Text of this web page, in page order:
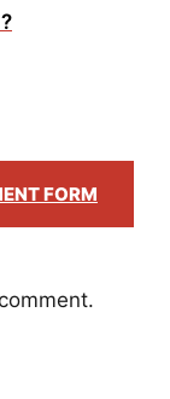
FORM